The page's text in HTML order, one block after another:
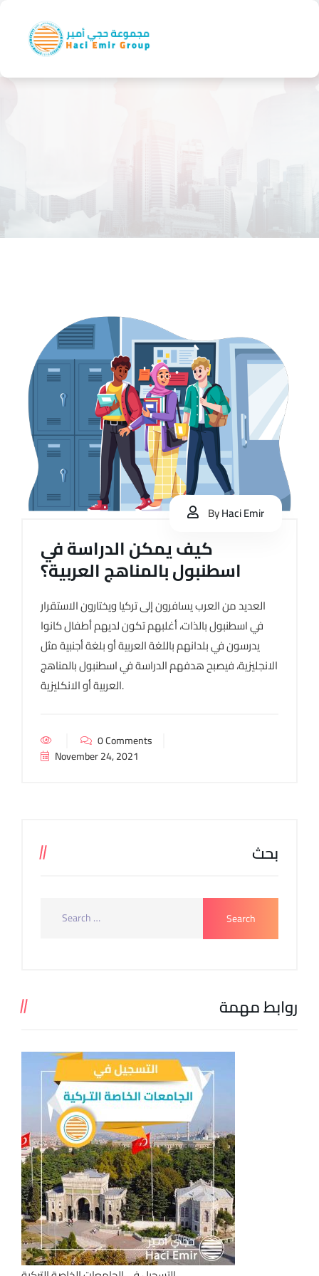
ByHaci Emir
كيف يمكن الدراسة في
اسطنبول بالمناهج العربية؟
العديد من العرب يسافرون إلى تركيا ويختارون الاستقرار
في اسطنبول بالذات، أغلبهم تكون لديهم أطفال كانوا
يدرسون في بلدانهم باللغة العربية أو بلغة أجنبية مثل
الانجليزية، فيصبح هدفهم الدراسة في اسطنبول بالمناهج
العربية أو الانكليزية.
0 Comments
November 24, 2021
بحث
روابط مهمة